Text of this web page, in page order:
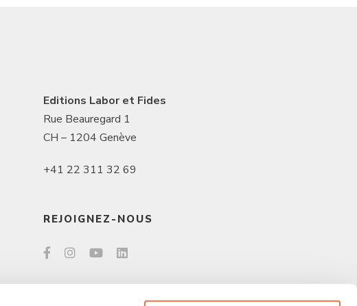
Editions Labor et Fides
Rue Beauregard 1
CH – 1204 Genève
+41 22 311 32 69
REJOIGNEZ-NOUS